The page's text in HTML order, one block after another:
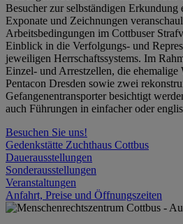
Besucher zur selbständigen Erkundung
Exponate und Zeichnungen
Arbeitsbedingungen im Cottbuser
Einblick in die Verfolgungs- und
jeweiligen Herrschaftssystems. Im
Einzel- und Arrestzellen, die
Pentacon Dresden sowie zwei
Gefangenentransporter besichtigt
auch Führungen in einfacher oder
Besuchen Sie uns!
Gedenkstätte Zuchthaus Cottbus
Dauerausstellungen
Sonderausstellungen
Veranstaltungen
Anfahrt, Preise und Öffnungszeiten